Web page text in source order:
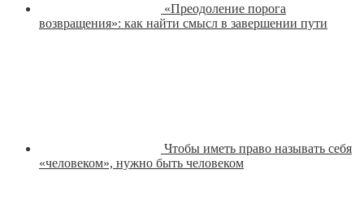
«Преодоление порога
возвращения»: как найти смысл в завершении пути
Чтобы иметь право называть себя
«человеком», нужно быть человеком